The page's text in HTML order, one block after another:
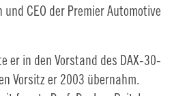
CEO der Premier Automotive
er in den Vorstand des DAX-30-
Vorsitz er 2003 übernahm.